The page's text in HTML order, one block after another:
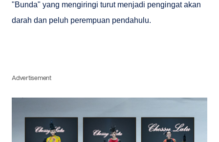
"Bunda" yang mengiringi turut menjadi pengingat akan
darah dan peluh perempuan pendahulu.
Advertisement